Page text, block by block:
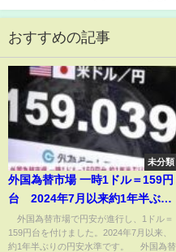
おすすめの記事
未分類
外国為替市場 一時1ドル＝159円
台 2024年7月以来約1年半ぶり
の円安水準(2026年1月13日)
外国為替市場で円安が進行し、1ドル＝
159円台を付けました。2024年7月以来、
約1年半ぶりの円安水準です。 外国為替